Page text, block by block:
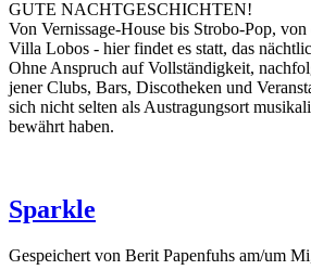
GUTE NACHTGESCHICHTEN!
Von Vernissage-House bis Strobo-Pop,
Villa Lobos - hier findet es statt, das
Ohne Anspruch auf Vollständigkeit,
jener Clubs, Bars, Discotheken und
sich nicht selten als Austragungsort
bewährt haben.
Sparkle
Gespeichert von Berit Papenfuhs am/um